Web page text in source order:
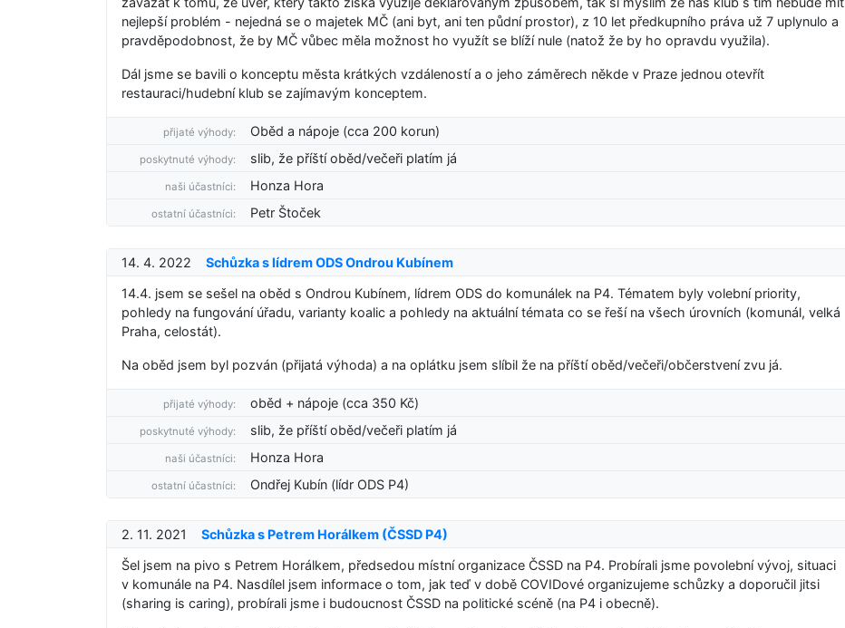
nejlepší problém - nejedná se o majetek MČ (ani byt, ani ten půdní prostor), z 10 let předkupního práva už 7 uplynulo a
pravděpodobnost, že by MČ vůbec měla možnost ho využít se blíží nule (natož že by ho opravdu využila).
Dál jsme se bavili o konceptu města krátkých vzdáleností a o jeho záměrech někde v Praze jednou otevřít
restauraci/hudební klub se zajímavým konceptem.
přijaté výhody: Oběd a nápoje (cca 200 korun)
poskytnuté výhody: slib, že příští oběd/večeři platím já
naši účastníci: Honza Hora
ostatní účastníci: Petr Štoček
14. 4. 2022
Schůzka s lídrem ODS Ondrou Kubínem
14.4. jsem se sešel na oběd s Ondrou Kubínem, lídrem ODS do komunálek na P4. Tématem byly volební priority,
pohledy na fungování úřadu, varianty koalic a pohledy na aktuální témata co se řeší na všech úrovních (komunál, velká
Praha, celostát).
Na oběd jsem byl pozván (přijatá výhoda) a na oplátku jsem slíbil že na příští oběd/večeři/občerstvení zvu já.
přijaté výhody: oběd + nápoje (cca 350 Kč)
poskytnuté výhody: slib, že příští oběd/večeři platím já
naši účastníci: Honza Hora
ostatní účastníci: Ondřej Kubín (lídr ODS P4)
2. 11. 2021
Schůzka s Petrem Horálkem (ČSSD P4)
Šel jsem na pivo s Petrem Horálkem, předsedou místní organizace ČSSD na P4. Probírali jsme povolební vývoj, situaci
v komunále na P4. Nasdílel jsem informace o tom, jak teď v době COVIDové organizujeme schůzky a doporučil jitsi
(sharing is caring), probírali jsme i budoucnost ČSSD na politické scéně (na P4 i obecně).